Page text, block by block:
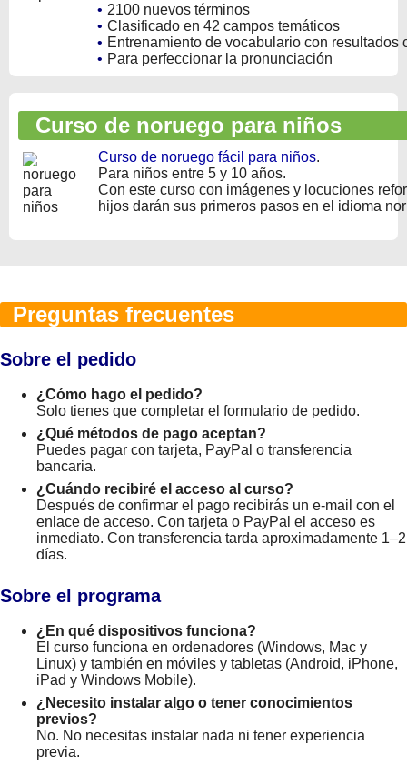
• 2100 nuevos términos
• Clasificado en 42 campos temáticos
• Entrenamiento de vocabulario con resultados
• Para perfeccionar la pronunciación
Curso de noruego para niños
Curso de noruego fácil para niños.
Para niños entre 5 y 10 años.
Con este curso con imágenes y locuciones
hijos darán sus primeros pasos en el idioma
Preguntas frecuentes
Sobre el pedido
¿Cómo hago el pedido?
Solo tienes que completar el formulario de pedido.
¿Qué métodos de pago aceptan?
Puedes pagar con tarjeta, PayPal o transferencia
bancaria.
¿Cuándo recibiré el acceso al curso?
Después de confirmar el pago recibirás un e-mail con el
enlace de acceso. Con tarjeta o PayPal el acceso es
inmediato. Con transferencia tarda aproximadamente 1–2
días.
Sobre el programa
¿En qué dispositivos funciona?
El curso funciona en ordenadores (Windows, Mac y
Linux) y también en móviles y tabletas (Android, iPhone,
iPad y Windows Mobile).
¿Necesito instalar algo o tener conocimientos
previos?
No. No necesitas instalar nada ni tener experiencia
previa.